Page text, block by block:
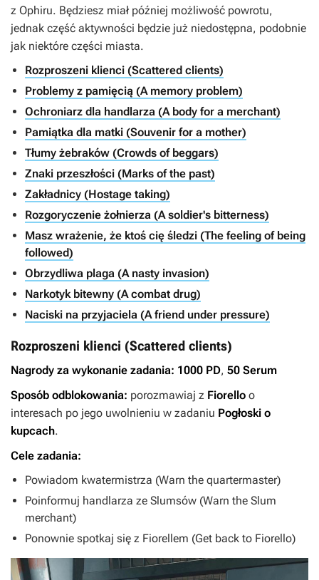
z Ophiru. Będziesz miał później możliwość powrotu,
jednak część aktywności będzie już niedostępna, podobnie
jak niektóre części miasta.
Rozproszeni klienci (Scattered clients)
Problemy z pamięcią (A memory problem)
Ochroniarz dla handlarza (A body for a merchant)
Pamiątka dla matki (Souvenir for a mother)
Tłumy żebraków (Crowds of beggars)
Znaki przeszłości (Marks of the past)
Zakładnicy (Hostage taking)
Rozgoryczenie żołnierza (A soldier's bitterness)
Masz wrażenie, że ktoś cię śledzi (The feeling of being
followed)
Obrzydliwa plaga (A nasty invasion)
Narkotyk bitewny (A combat drug)
Naciski na przyjaciela (A friend under pressure)
Rozproszeni klienci (Scattered clients)
Nagrody za wykonanie zadania: 1000 PD, 50 Serum
Sposób odblokowania: porozmawiaj z Fiorello o
interesach po jego uwolnieniu w zadaniu Pogłoski o
kupcach.
Cele zadania:
Powiadom kwatermistrza (Warn the quartermaster)
Poinformuj handlarza ze Slumsów (Warn the Slum
merchant)
Ponownie spotkaj się z Fiorellem (Get back to Fiorello)